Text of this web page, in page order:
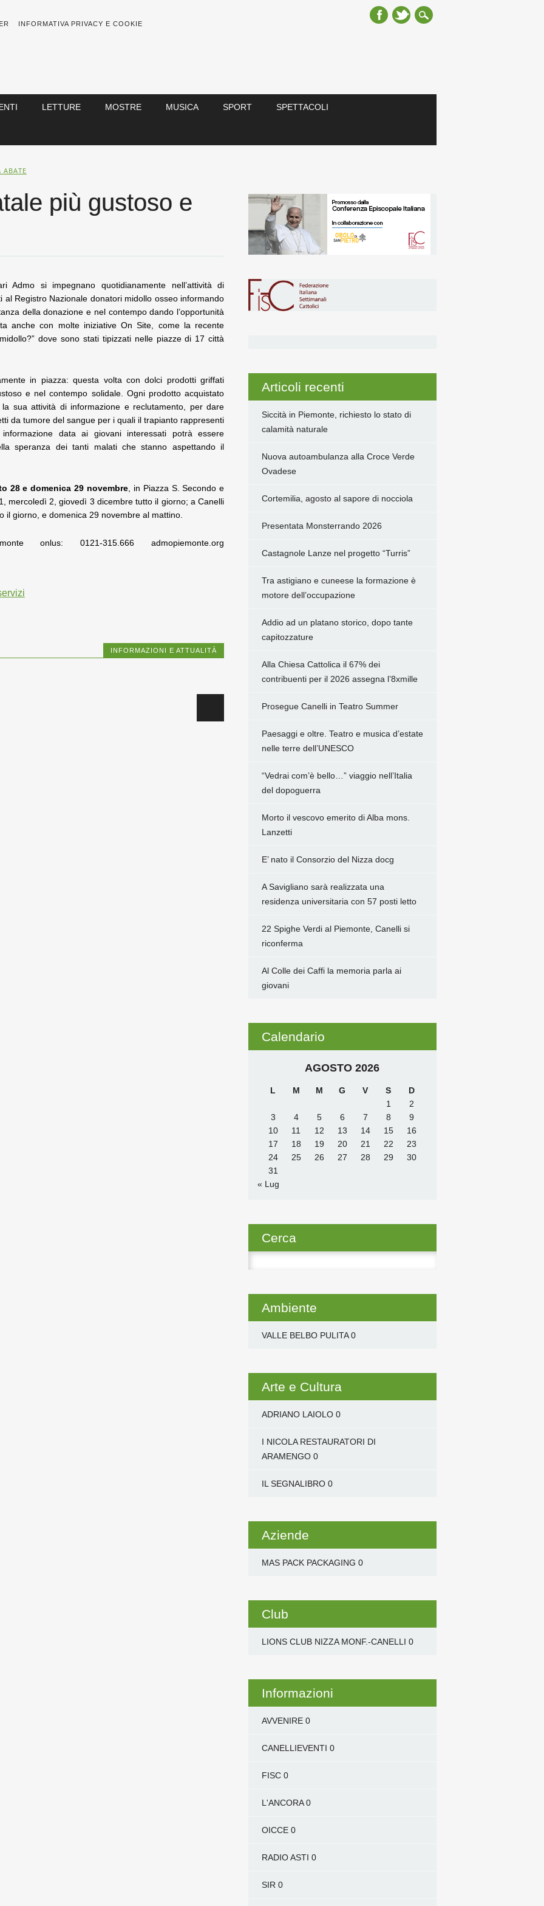
INFORMATIVA PRIVACY E COOKIE
LETTURE MOSTRE MUSICA SPORT SPETTACOLI
ABATE
più gustoso e
si impegnano quotidianamente nell’attività di
Registro Nazionale donatori midollo osseo informando
della donazione e nel contempo dando l’opportunità
anche con molte iniziative On Site, come la recente
dove sono stati tipizzati nelle piazze di 17 città
in piazza: questa volta con dolci prodotti griffati
e nel contempo solidale. Ogni prodotto acquistato
la sua attività di informazione e reclutamento, per dare
da tumore del sangue per i quali il trapianto rappresenti
data ai giovani interessati potrà essere
speranza dei tanti malati che stanno aspettando il
28 e domenica 29 novembre , in Piazza S. Secondo e
mercoledì 2, giovedì 3 dicembre tutto il giorno; a Canelli
il giorno, e domenica 29 novembre al mattino.
onlus: 0121-315.666 admopiemonte.org
INFORMAZIONI E ATTUALITÀ
Articoli recenti
Siccità in Piemonte, richiesto lo stato di
calamità naturale
Nuova autoambulanza alla Croce Verde
Ovadese
Cortemilia, agosto al sapore di nocciola
Presentata Monsterrando 2026
Castagnole Lanze nel progetto “Turris”
Tra astigiano e cuneese la formazione è
motore dell’occupazione
Addio ad un platano storico, dopo tante
capitozzature
Alla Chiesa Cattolica il 67% dei
contribuenti per il 2026 assegna l’8xmille
Prosegue Canelli in Teatro Summer
Paesaggi e oltre. Teatro e musica d’estate
nelle terre dell’UNESCO
“Vedrai com’è bello…” viaggio nell’Italia
del dopoguerra
Morto il vescovo emerito di Alba mons.
Lanzetti
E’ nato il Consorzio del Nizza docg
A Savigliano sarà realizzata una
residenza universitaria con 57 posti letto
22 Spighe Verdi al Piemonte, Canelli si
riconferma
Al Colle dei Caffi la memoria parla ai
giovani
Calendario
AGOSTO 2026
L M M G V S
D
1
2
3
4 5 6 7 8
9
10
11 12 13 14 15
16
17
18 19 20 21 22
23
24
25 26 27 28 29
30
31
« Lug
Cerca
per:
Ambiente
VALLE BELBO PULITA0
Arte e Cultura
ADRIANO LAIOLO0
I NICOLA RESTAURATORI DI
ARAMENGO0
IL SEGNALIBRO0
Aziende
MAS PACK PACKAGING 0
Club
LIONS CLUB NIZZA MONF.-CANELLI 0
Informazioni
AVVENIRE0
CANELLIEVENTI 0
FISC0
L'ANCORA0
OICCE0
RADIO ASTI 0
SIR 0